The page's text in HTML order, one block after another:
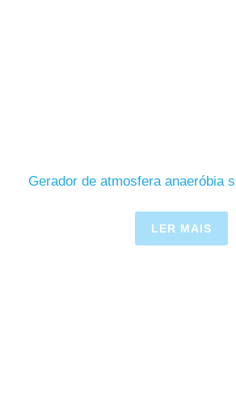
Gerador de atmosfera anaeróbia
LER MAIS